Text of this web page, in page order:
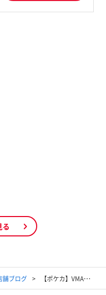
る
舗ブログ 【ポケカ】VMAXのクライマックス買取情報【ユウリ/ガラルの仲間たち/アセロラの予感/ピカチュウVMAX/SR/CSR/CHR】